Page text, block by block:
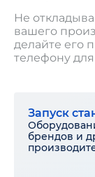
Не
вашего
делайте его
телефону
Запуск
брендов и